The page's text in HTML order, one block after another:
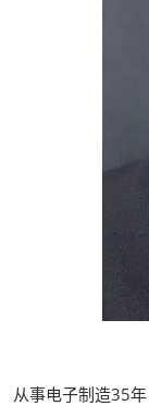
从事电子制造35